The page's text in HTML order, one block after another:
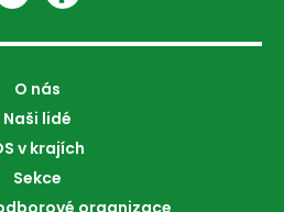
O nás
Naši lidé
v krajích
Sekce
organizace